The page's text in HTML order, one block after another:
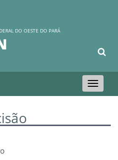
DO OESTE DO PARÁ
Toggle
navigation